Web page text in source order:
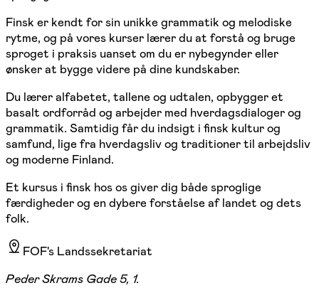
Finsk er kendt for sin unikke grammatik og melodiske
rytme, og på vores kurser lærer du at forstå og bruge
sproget i praksis uanset om du er nybegynder eller
ønsker at bygge videre på dine kundskaber.
Du lærer alfabetet, tallene og udtalen, opbygger et
basalt ordforråd og arbejder med hverdagsdialoger og
grammatik. Samtidig får du indsigt i finsk kultur og
samfund, lige fra hverdagsliv og traditioner til arbejdsliv
og moderne Finland.
Et kursus i finsk hos os giver dig både sproglige
færdigheder og en dybere forståelse af landet og dets
folk.
FOF's Landssekretariat
Peder Skrams Gade 5, 1.